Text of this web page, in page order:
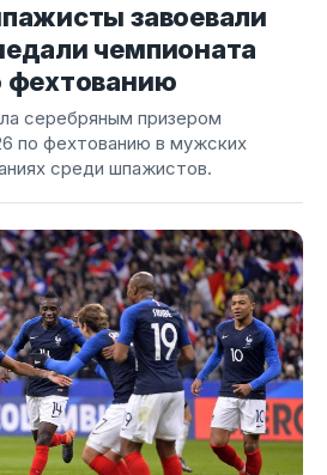
завоевали
чемпионата
серебряным призером
по фехтованию в мужских
среди шпажистов.